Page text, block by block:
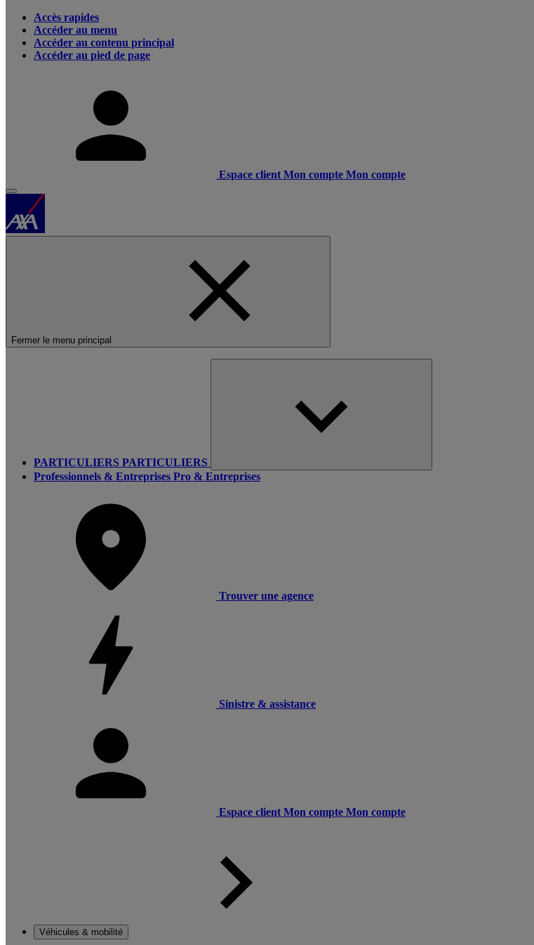
Accès rapides
Accéder au menu
Accéder au contenu principal
Accéder au pied de page
Espace client Mon compte Mon compte
Fermer le menu principal
PARTICULIERS PARTICULIERS
Professionnels & Entreprises Pro & Entreprises
Trouver une agence
Sinistre & assistance
Espace client Mon compte Mon compte
Véhicules & mobilité